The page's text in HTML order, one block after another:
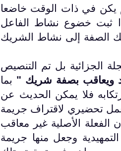
يكن في ذات الوقت خاضعا
ثبت خضوع نشاط الفاعل
الصفة إلى نشاط الشريك
الجزائية بل تم التنصيص
ويعاقب بصفة شريك " بما
فلا يمكن الحديث عن
تحضيري لاقتراف جريمة
الأصلية غير معاقب
وجعل منها جريمة